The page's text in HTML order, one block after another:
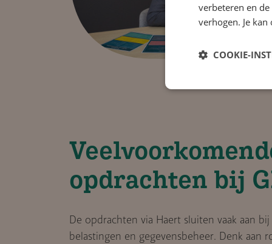
opdrachten bij
De opdrachten via Haert sluiten vaak aan
belastingen en gegevensbeheer. Denk aan
verbeteren en
verhogen. Je
COOKIE-